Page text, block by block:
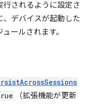
されるように設定さ
デバイスが起動した
ールされます。
（拡張機能が更新